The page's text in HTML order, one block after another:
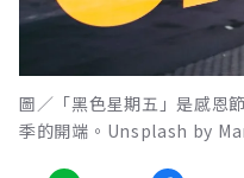
圖／「黑色星期五」是感恩
季的開端。Unsplash by